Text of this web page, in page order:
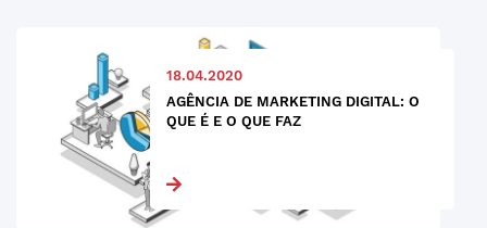
18.04.2020
AGÊNCIA DE MARKETING DIGITAL: O
QUE É E O QUE FAZ